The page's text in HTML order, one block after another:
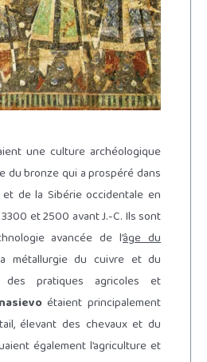
une culture archéologique
du bronze qui a prospéré dans
et de la Sibérie occidentale en
et 2500 avant J.-C. Ils sont
avancée de l’âge du
métallurgie du cuivre et du
des pratiques agricoles et
étaient principalement
élevant des chevaux et du
également l’agriculture et